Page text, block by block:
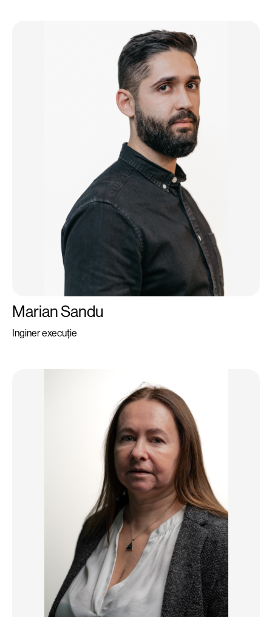
Marian Sandu
Inginer execuție